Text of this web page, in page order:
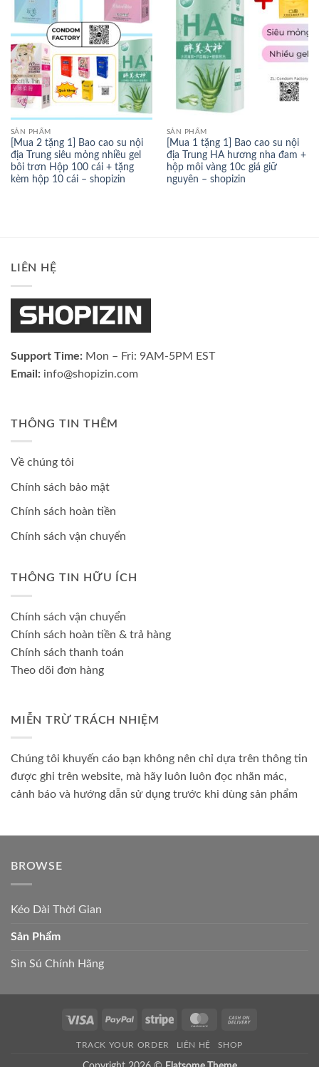
SẢN PHẨM
[Mua 2 tặng 1] Bao cao su nội
địa Trung siêu mỏng nhiều gel
bôi trơn Hộp 100 cái + tặng
kèm hộp 10 cái – shopizin
SẢN PHẨM
[Mua 1 tặng 1] Bao cao su nội
địa Trung HA hương nha đam +
hộp môi vàng 10c giá giữ
nguyên – shopizin
LIÊN HỆ
Support Time: Mon – Fri: 9AM-5PM EST
Email: info@shopizin.com
THÔNG TIN THÊM
Về chúng tôi
Chính sách bảo mật
Chính sách hoàn tiền
Chính sách vận chuyển
THÔNG TIN HỮU ÍCH
Chính sách vận chuyển
Chính sách hoàn tiền & trả hàng
Chính sách thanh toán
Theo dõi đơn hàng
MIỄN TRỪ TRÁCH NHIỆM
Chúng tôi khuyến cáo bạn không nên chỉ dựa trên thông tin
được ghi trên website, mà hãy luôn luôn đọc nhãn mác,
cảnh báo và hướng dẫn sử dụng trước khi dùng sản phẩm
BROWSE
Kéo Dài Thời Gian
Sản Phẩm
Sìn Sú Chính Hãng
Visa PayPal Stripe MasterCard
TRACK YOUR ORDER LIÊN HỆ SHOP